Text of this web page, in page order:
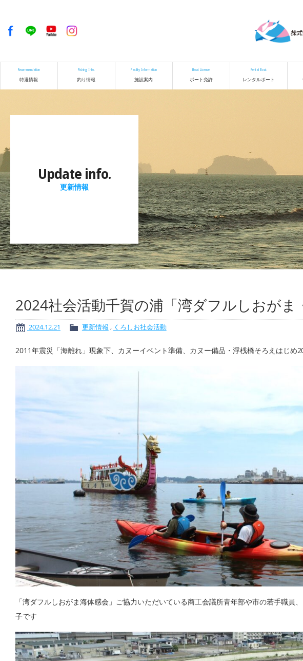
Recommendation
特選情報
Fishing Info.
釣り情報
Facility Information
施設案内
Boat License
ボート免許
Rental Boat
レンタルボート
Update info.
更新情報
2024社会活動千賀の浦「湾ダフルしおがま
2024.12.21 更新情報 , くろしお社会活動
2011年震災「海離れ」現象下、カヌーイベント準備、カヌー備品・浮桟橋そろえはじめ
「湾ダフルしおがま海体感会」ご協力いただいている商工会議所青年部や市の若手職員
子です